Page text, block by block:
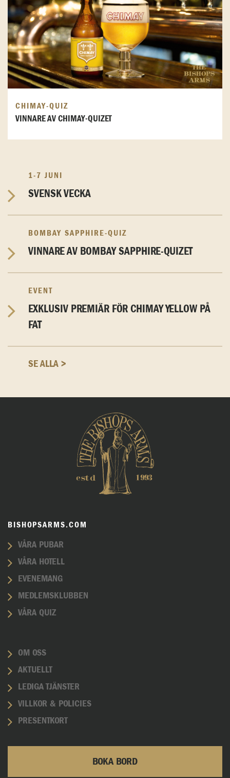
CHIMAY-QUIZ
VINNARE AV CHIMAY-QUIZET
1-7 JUNI
SVENSK VECKA
BOMBAY SAPPHIRE-QUIZ
VINNARE AV BOMBAY SAPPHIRE-QUIZET
EVENT
EXKLUSIV PREMIÄR FÖR CHIMAY YELLOW PÅ
FAT
SE ALLA >
BISHOPSARMS.COM
VÅRA PUBAR
VÅRA HOTELL
EVENEMANG
MEDLEMSKLUBBEN
VÅRA QUIZ
OM OSS
AKTUELLT
LEDIGA TJÄNSTER
VILLKOR & POLICIES
PRESENTKORT
BOKA BORD